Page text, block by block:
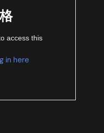
access this
in here